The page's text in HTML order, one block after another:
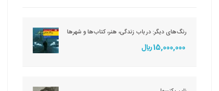
رنگ‌های دیگر: در باب زندگی، هنر، کتاب‌ها و شهرها
15,000,000 ريال